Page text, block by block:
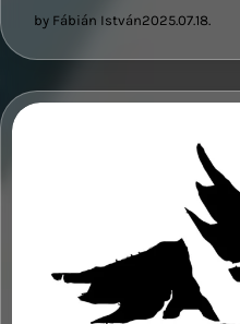
by Fábián István2025.07.18.